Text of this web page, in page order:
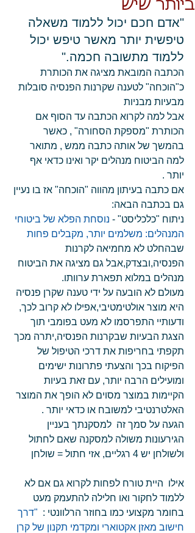
ביותר שיש
"אדם חכם יכול ללמוד משאלה
טיפשית יותר מאשר טיפש יכול
ללמוד מתשובה חכמה."
הכתבה המובאת מציגה את הכותרת
כ"הוכחה" לטענה שקרנות הפנסיה סובלות
מבעיות מבניות
אבל למה לקרוא הכתבה עד הסוף אם
הכותרת "מספקת הסחורה" , כאשר
בהמשך של אותה כתבה ממש , מתואר
למה הביטוח מנהלים יקר ואינו כדאי אף
יותר .
אם כתבה בעיתון מהווה "הוכחה" אז בו נעיין
גם בכתבה הבאה:
ניתוח "כלכליסט" - נוסחת הפלא של ביטוחי
המנהלים: משלמים יותר, מקבלים פחות
שבהחלט לא מחמיאה לקרנות
הפנסיה,ובצדק,אבל גם מציגה את הביטוח
מנהלים במלוא תפארת ערוותו.
מעולם לא הובעה על ידי טענה שקרן פנסיה
היא מוצר אולטימטיבי,אפילו לא קרוב לכך,
ודעותיי התפרסמו לא מעט בפומבי תוך
הצגת הבעיות שבקרנות הפנסיה,יתרה מכך
תקפתי בחריפות את דרכי הטיפול של
הפיקוח בכך והצעתי פתרונות ישימים
ומועילים הרבה יותר, עם זאת בעיות
הקיימות במוצר מסוים לא הופך את המוצר
האלטרנטיבי למשובח או כדאי יותר .
הגעה על סמך זה  למסקנתך בעניין
הגירעונות משולה למסקנה שאם לחתול
ולשולחן יש 4 רגליים, אזי חתול = שולחן
אילו  היית טורח לפחות לקרוא גם אם לא
ללמוד לחקור ואו חלילה להתעמק מעט
בחומר מקצועי כמו בחוזר הרלוונטי : "דרך
חישוב מאזן אקטוארי ומקדמי תקנון של קרן